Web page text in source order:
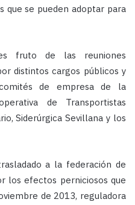
que se pueden adoptar para
fruto de las reuniones
distintos cargos públicos y
de empresa de la
de Transportistas
Siderúrgica Sevillana y los
a la federación de
los efectos perniciosos que
de 2013, reguladora